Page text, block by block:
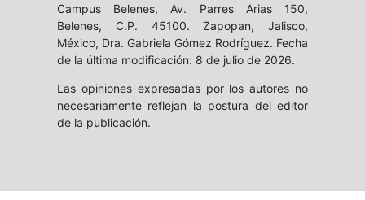
Campus Belenes, Av. Parres Arias 150,
Belenes, C.P. 45100. Zapopan, Jalisco,
México, Dra. Gabriela Gómez Rodríguez. Fecha
de la última modificación: 8 de julio de 2026.
Las opiniones expresadas por los autores no
necesariamente reflejan la postura del editor
de la publicación.